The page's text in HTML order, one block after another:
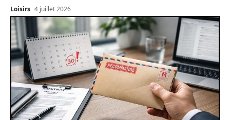
Loisirs 4 juillet 2026